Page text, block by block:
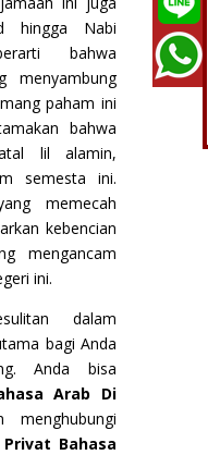
hingga Nabi
bahwa
menyambung
paham ini
bahwa
lil alamin,
semesta ini.
memecah
kebencian
mengancam
ini.
dalam
bagi Anda
Anda bisa
Arab Di
menghubungi
Bahasa